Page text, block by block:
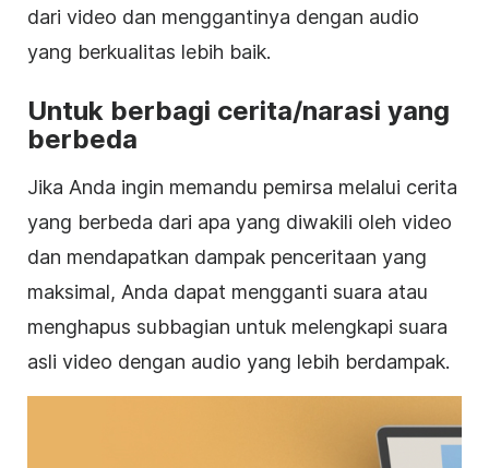
dari video dan menggantinya dengan audio
yang berkualitas lebih baik.
Untuk berbagi cerita/narasi yang
berbeda
Jika Anda ingin memandu pemirsa melalui cerita
yang berbeda dari apa yang diwakili oleh video
dan mendapatkan dampak penceritaan yang
maksimal, Anda dapat mengganti suara atau
menghapus subbagian untuk melengkapi suara
asli video dengan audio yang lebih berdampak.